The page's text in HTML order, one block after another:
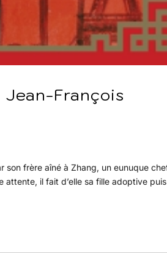
François
son frère aîné à Zhang, un eunuque
attente, il fait d’elle sa fille adoptive puis